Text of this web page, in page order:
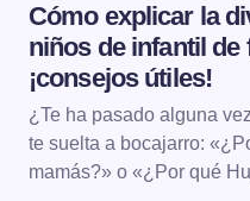
Cómo explicar la
niños de infantil
¡consejos útiles!
¿Te ha pasado alguna
te suelta a bocajarro:
mamás?» o «¿Por qué